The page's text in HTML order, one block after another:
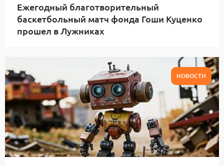
Ежегодный благотворительный
баскетбольный матч фонда Гоши Куценко
прошел в Лужниках
НОВОСТИ